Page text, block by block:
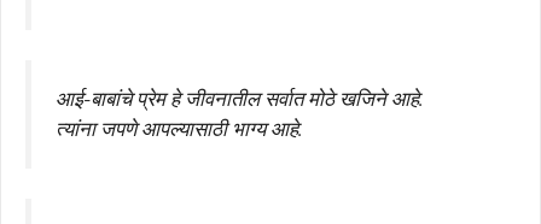
आई-बाबांचे प्रेम हे जीवनातील सर्वात मोठे खजिने आहे.
त्यांना जपणे आपल्यासाठी भाग्य आहे.